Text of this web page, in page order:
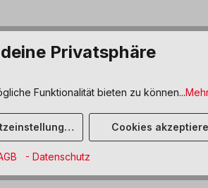
Alle Gedichte können leicht
Feinmotorik und Konzentration der
Privatsphäre
Funktionalität bieten zu können...
Cookies
- Datenschutz